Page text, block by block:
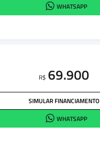
WHATSAPP
R$ 69.900
SIMULAR FINANCIAMENTO
WHATSAPP